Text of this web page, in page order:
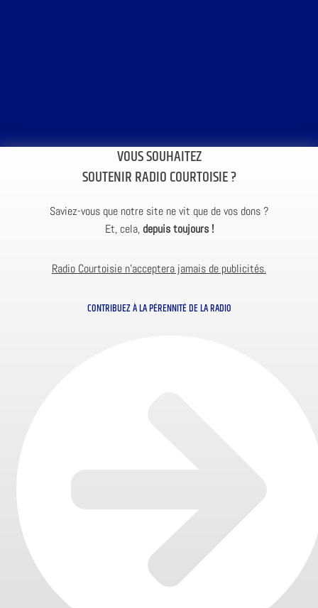
VOUS SOUHAITEZ
SOUTENIR RADIO COURTOISIE ?
Saviez-vous que notre site ne vit que de vos dons ?
Et, cela, depuis toujours !
Radio Courtoisie n’acceptera jamais de publicités.
CONTRIBUEZ À LA PÉRENNITÉ DE LA RADIO